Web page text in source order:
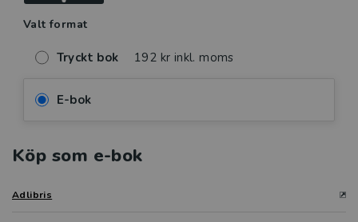
Valt format
Tryckt bok 192 kr inkl. moms
E-bok
Köp som e-bok
Adlibris